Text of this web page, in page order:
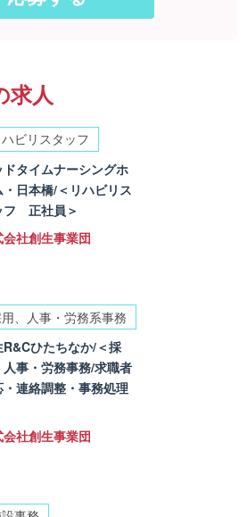
求人
ハビリスタッフ
ドタイムナーシングホ
・日本橋/＜リハビリス
フ 正社員＞
会社創生事業団
、人事・労務系事務
R&Cひたちなか/＜採
人事・労務事務/求職者
・連絡調整・事務処理
会社創生事業団